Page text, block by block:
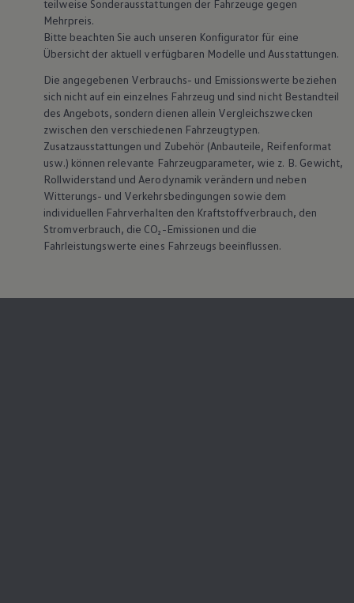
teilweise Sonderausstattungen der Fahrzeuge gegen
Mehrpreis.
Bitte beachten Sie auch unseren Konfigurator für eine
Übersicht der aktuell verfügbaren Modelle und Ausstattungen.
Die angegebenen Verbrauchs- und Emissionswerte beziehen
sich nicht auf ein einzelnes Fahrzeug und sind nicht Bestandteil
des Angebots, sondern dienen allein Vergleichszwecken
zwischen den verschiedenen Fahrzeugtypen.
Zusatzausstattungen und Zubehör (Anbauteile, Reifenformat
usw.) können relevante Fahrzeugparameter, wie z. B. Gewicht,
Rollwiderstand und Aerodynamik verändern und neben
Witterungs- und Verkehrsbedingungen sowie dem
individuellen Fahrverhalten den Kraftstoffverbrauch, den
Stromverbrauch, die CO₂-Emissionen und die
Fahrleistungswerte eines Fahrzeugs beeinflussen.